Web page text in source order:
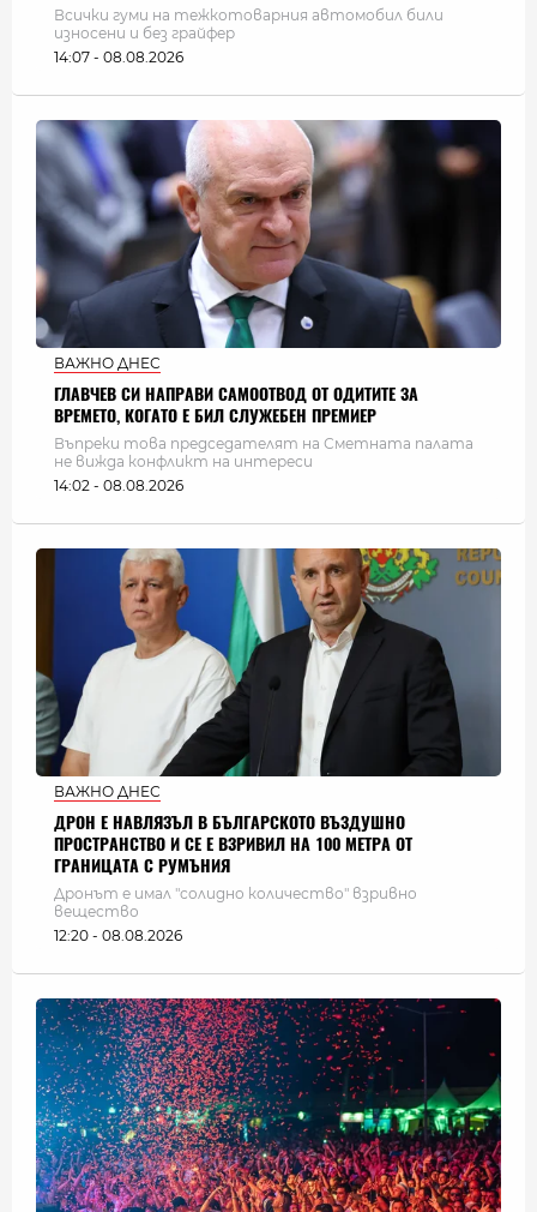
Всички гуми на тежкотоварния автомобил били
износени и без грайфер
14:07 - 08.08.2026
ВАЖНО ДНЕС
ГЛАВЧЕВ СИ НАПРАВИ САМООТВОД ОТ ОДИТИТЕ ЗА
ВРЕМЕТО, КОГАТО Е БИЛ СЛУЖЕБЕН ПРЕМИЕР
Въпреки това председателят на Сметната палата
не вижда конфликт на интереси
14:02 - 08.08.2026
ВАЖНО ДНЕС
ДРОН Е НАВЛЯЗЪЛ В БЪЛГАРСКОТО ВЪЗДУШНО
ПРОСТРАНСТВО И СЕ Е ВЗРИВИЛ НА 100 МЕТРА ОТ
ГРАНИЦАТА С РУМЪНИЯ
Дронът е имал "солидно количество" взривно
вещество
12:20 - 08.08.2026